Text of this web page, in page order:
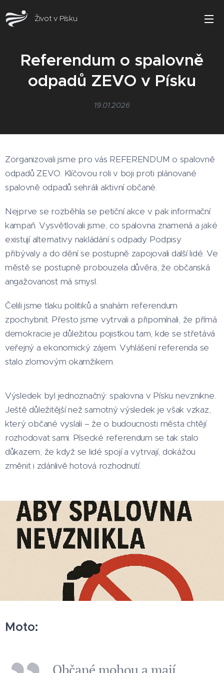
Život v Písku
Referendum o spalovně
odpadů ZEVO v Písku
19.01.2026
Zorganizovali jsme pro vás REFERENDUM o spalovně
odpadů ZEVO. Klíčovou roli v boji proti plánované
spalovně odpadů sehráli aktivní občané.
Nejprve se rozběhla se petiční akce v pak informační
kampaň. Vysvětlovali jsme, co spalovna znamená a jaké
existují alternativy nakládání s odpady. Podpisy
přibývaly a do dění se postupně zapojovali další lidé. Ve
městě se postupně probouzela důvěra, že občanská
angažovanost má smysl.
Čelili jsme tlaku politiků a snahám referendum
zpochybnit. Přesto jsme vytrvali a připomínali, že přímá
demokracie je důležitou pojistkou tam, kde se střetává
veřejný a ekonomický zájem. Vyhlášení referenda se
stalo zlomovým okamžikem.
Výsledek byl jednoznačný: spalovna v Písku nevznikne.
Ještě důležitější než samotný výsledek je však vzkaz,
který občané vyslali – že o budoucnosti města chtějí
rozhodovat sami. Písecké referendum se tak stalo
důkazem, že když se lidé spojí a vytrvají, dokážou
změnit i zdánlivě hotová rozhodnutí.
Moto:
Občané mohou a mají